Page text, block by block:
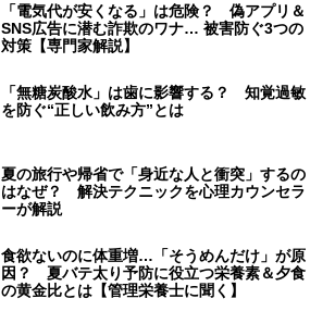
「電気代が安くなる」は危険？ 偽アプリ＆
SNS広告に潜む詐欺のワナ… 被害防ぐ3つの
対策【専門家解説】
「無糖炭酸水」は歯に影響する？ 知覚過敏
を防ぐ“正しい飲み方”とは
夏の旅行や帰省で「身近な人と衝突」するの
はなぜ？ 解決テクニックを心理カウンセラ
ーが解説
食欲ないのに体重増…「そうめんだけ」が原
因？ 夏バテ太り予防に役立つ栄養素＆夕食
の黄金比とは【管理栄養士に聞く】